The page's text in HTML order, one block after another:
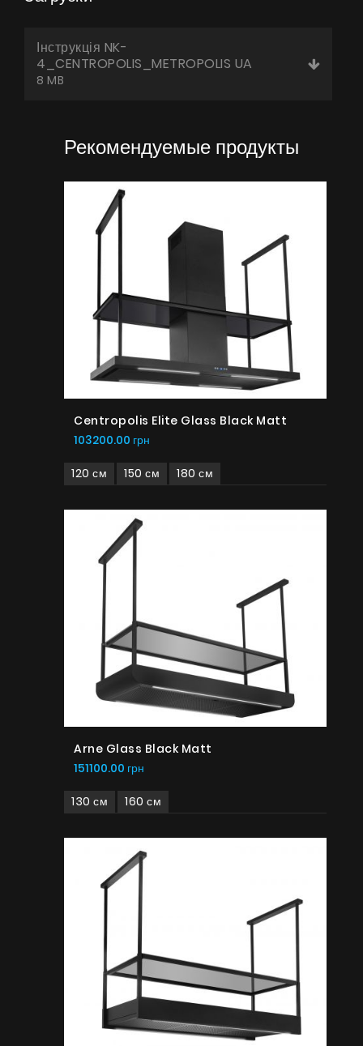
Інструкція NK-
4_CENTROPOLIS_METROPOLIS UA
8 MB
Рекомендуемые продукты
Centropolis Elite Glass Black Matt
103200.00 грн
120 см 150 см 180 см
Arne Glass Black Matt
151100.00 грн
130 см 160 см